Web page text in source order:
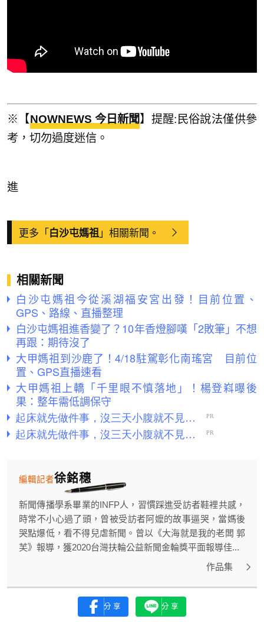
※【NOWNEWS 今日新聞】提醒:民俗說法僅供參
考，切勿過度迷信。
進
更多「白沙屯媽祖 」相關新聞。
相關新聞
白沙屯媽祖今從溪湖福安宮出發！目前位置、
GPS、路線、直播整理
白沙屯媽祖進香變了？10年香燈腳嘆「2敗筆」不想
再跟：期待沒了
大甲媽祖到沙鹿了！4/18駐駕彰化南瑤宮 目前位
置、GPS直播速看
大甲媽祖上轎「千里眼不慎落地」！楊登嵙曝後
果：整年需低調保守
徐銘穗
編輯記者
新聞傳播學系畢業的INFP人，習慣踩進受訪者鞋裡共感，
時常不小心過了頭，曾被受訪者阿嬤的故事逼哭，當媽後
哭點爆低，看不得兒虐新聞。曾以《大海就是我的老闆 郭
芙》報導，獲2020台灣扶輪公益新聞金輪獎平面報導佳...
作品集
分享 分享